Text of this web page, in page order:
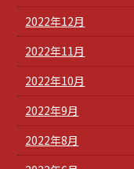
2022年12月
2022年11月
2022年10月
2022年9月
2022年8月